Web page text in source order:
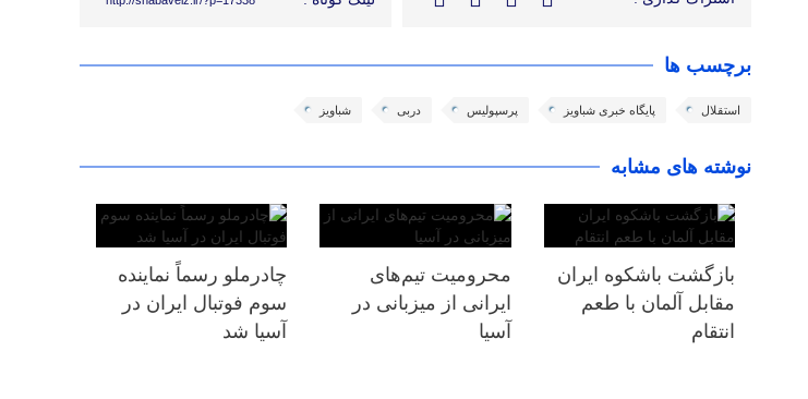
برچسب ها
استقلال پایگاه خبری شباویز پرسپولیس دربی شباویز
نوشته های مشابه
بازگشت باشکوه ایران
مقابل آلمان با طعم
انتقام
محرومیت تیم‌های
ایرانی از میزبانی در
آسیا
چادرملو رسماً نماینده
سوم فوتبال ایران در
آسیا شد